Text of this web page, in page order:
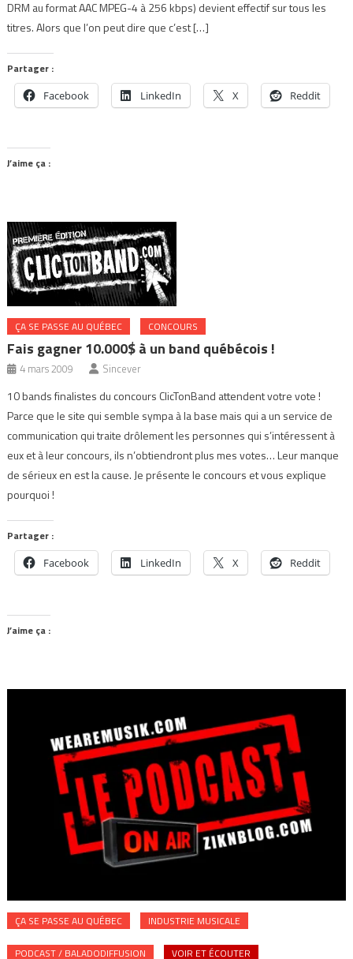
DRM au format AAC MPEG-4 à 256 kbps) devient effectif sur tous les
titres. Alors que l’on peut dire que c’est […]
Partager :
Facebook LinkedIn X Reddit
J’aime ça :
ÇA SE PASSE AU QUÉBEC CONCOURS
Fais gagner 10.000$ à un band québécois !
4 mars 2009 Sincever
10 bands finalistes du concours ClicTonBand attendent votre vote !
Parce que le site qui semble sympa à la base mais qui a un service de
communication qui traite drôlement les personnes qui s’intéressent à
eux et à leur concours, ils n’obtiendront plus mes votes… Leur manque
de sérieux en est la cause. Je présente le concours et vous explique
pourquoi !
Partager :
Facebook LinkedIn X Reddit
J’aime ça :
ÇA SE PASSE AU QUÉBEC INDUSTRIE MUSICALE
PODCAST / BALADODIFFUSION VOIR ET ÉCOUTER